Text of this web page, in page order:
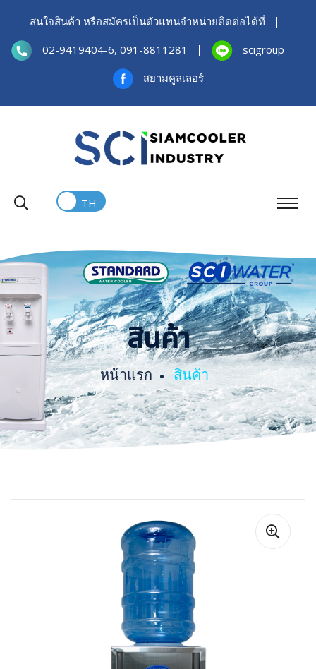
สนใจสินค้า หรือสมัครเป็นตัวแทนจำหน่ายติดต่อได้ที่
02-9419404-6, 091-8811281
scigroup
สยามคูลเลอร์
สินค้า
หน้าแรก สินค้า